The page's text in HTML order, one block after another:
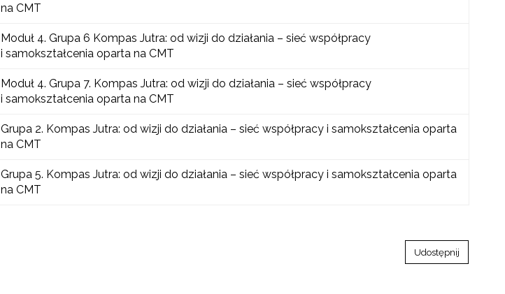
na CMT
Moduł 4. Grupa 6 Kompas Jutra: od wizji do działania – sieć współpracy
i samokształcenia oparta na CMT
Moduł 4. Grupa 7. Kompas Jutra: od wizji do działania – sieć współpracy
i samokształcenia oparta na CMT
Grupa 2. Kompas Jutra: od wizji do działania – sieć współpracy i samokształcenia oparta
na CMT
Grupa 5. Kompas Jutra: od wizji do działania – sieć współpracy i samokształcenia oparta
na CMT
Udostępnij